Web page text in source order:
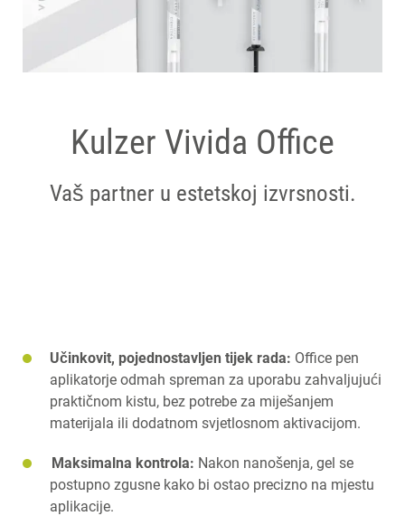
Kulzer Vivida Office
Vaš partner u estetskoj izvrsnosti.
Učinkovit, pojednostavljen tijek rada: Office pen
aplikatorje odmah spreman za uporabu zahvaljujući
praktičnom kistu, bez potrebe za miješanjem
materijala ili dodatnom svjetlosnom aktivacijom.
Maksimalna kontrola: Nakon nanošenja, gel se
postupno zgusne kako bi ostao precizno na mjestu
aplikacije.